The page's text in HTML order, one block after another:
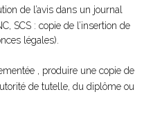
de l’avis dans un journal
SCS : copie de l’insertion de
légales).
, produire une copie de
de tutelle, du diplôme ou